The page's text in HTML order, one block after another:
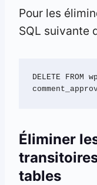
Pour les
SQL suivante
DELETE FROM
Éliminer
tables